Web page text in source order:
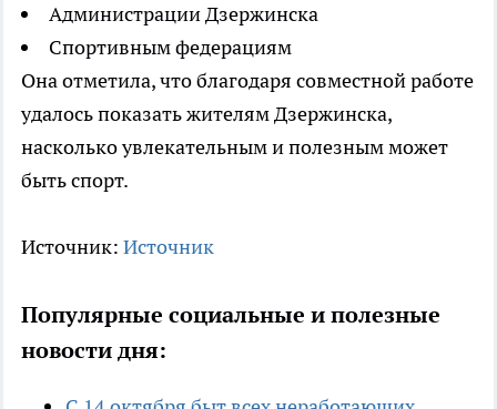
Администрации Дзержинска
Спортивным федерациям
Она отметила, что благодаря совместной работе
удалось показать жителям Дзержинска,
насколько увлекательным и полезным может
быть спорт.
Источник: Источник
Популярные социальные и полезные
новости дня: